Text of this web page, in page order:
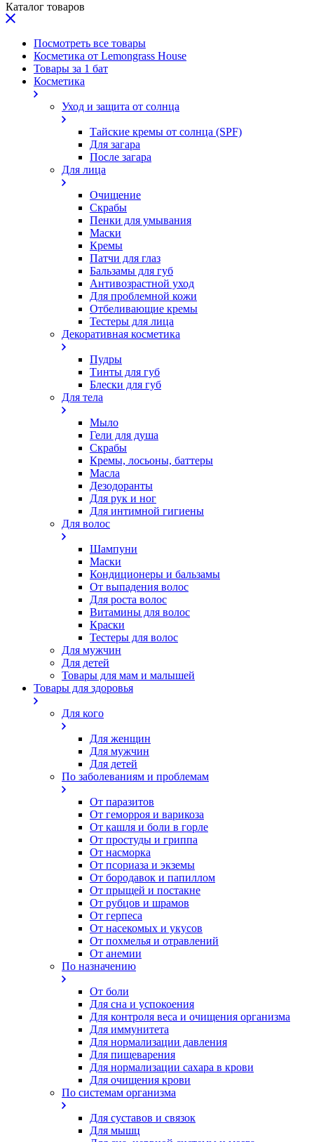
Каталог товаров
Посмотреть все товары
Косметика от Lemongrass House
Товары за 1 бат
Косметика
Уход и защита от солнца
Тайские кремы от солнца (SPF)
Для загара
После загара
Для лица
Очищение
Скрабы
Пенки для умывания
Маски
Кремы
Патчи для глаз
Бальзамы для губ
Антивозрастной уход
Для проблемной кожи
Oтбеливающие кремы
Тестеры для лица
Декоративная косметика
Пудры
Тинты для губ
Блески для губ
Для тела
Мыло
Гели для душа
Скрабы
Кремы, лосьоны, баттеры
Масла
Дезодоранты
Для рук и ног
Для интимной гигиены
Для волос
Шампуни
Маски
Кондиционеры и бальзамы
От выпадения волос
Для роста волос
Витамины для волос
Краски
Тестеры для волос
Для мужчин
Для детей
Товары для мам и малышей
Товары для здоровья
Для кого
Для женщин
Для мужчин
Для детей
По заболеваниям и проблемам
От паразитов
Oт геморроя и варикоза
От кашля и боли в горле
От простуды и гриппа
От насморка
Oт псориаза и экземы
От бородавок и папиллом
От прыщей и постакне
От рубцов и шрамов
От герпеса
От насекомых и укусов
От похмелья и отравлений
От анемии
По назначению
От боли
Для сна и успокоения
Для контроля веса и очищения организма
Для иммунитета
Для нормализации давления
Для пищеварения
Для нормализации сахара в крови
Для очищения крови
По системам организма
Для суставов и связок
Для мышц